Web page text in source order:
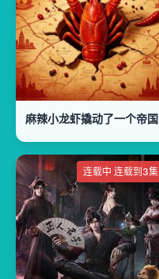
麻辣小龙虾撬动了一个帝国
连载中 连载到3集